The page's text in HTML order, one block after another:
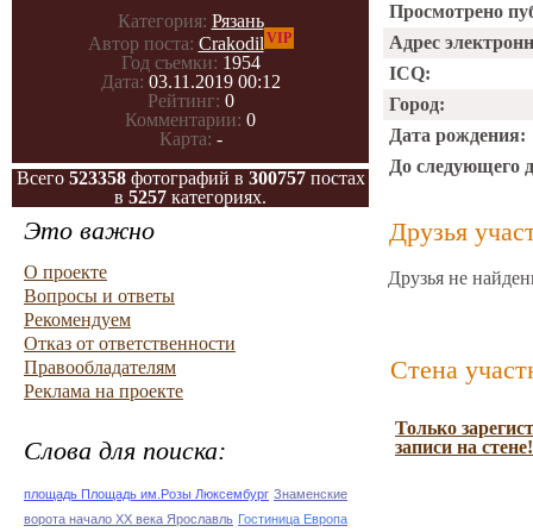
Категория: Рязань
Автор поста: Crakodil VIP
Год съемки: 1954
Дата: 03.11.2019 00:12
Рейтинг: 0
Комментарии: 0
Карта: -
Всего 523358фотографий в 300757постах
в 5257 категориях.
Это важно
О проекте
Вопросы и ответы
Рекомендуем
Отказ от ответственности
Правообладателям
Реклама на проекте
Слова для поиска:
площадь Площадь им.Розы Люксембург Знаменские
ворота начало ХХ века Ярославль Гостиница Европа
Просмотрено
Адрес
ICQ:
Город:
Дата рождения:
До следующего
Друзья
Друзья не
Стена
Только
записи на стене!